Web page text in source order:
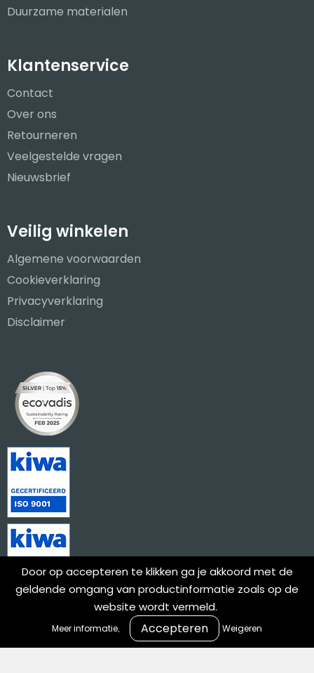
Duurzame materialen
Klantenservice
Contact
Over ons
Retourneren
Veelgestelde vragen
Nieuwsbrief
Veilig winkelen
Algemene voorwaarden
Cookieverklaring
Privacyverklaring
Disclaimer
Door op accepteren te klikken ga je akkoord met de
geldende omgang van productinformatie zoals op de
website wordt vermeld.
Meer informatie. Weigeren